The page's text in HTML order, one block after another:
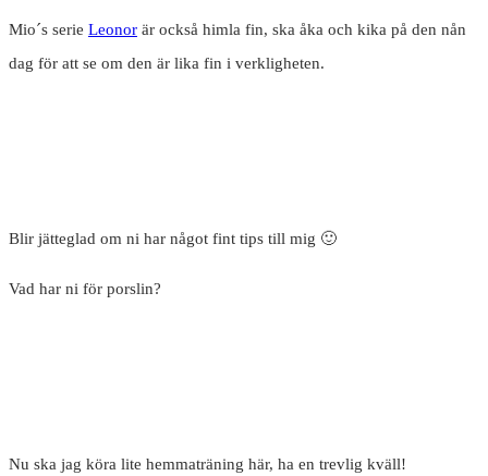
Mio´s serie Leonor är också himla fin, ska åka och kika på den nån
dag för att se om den är lika fin i verkligheten.
Blir jätteglad om ni har något fint tips till mig 🙂
Vad har ni för porslin?
Nu ska jag köra lite hemmaträning här, ha en trevlig kväll!